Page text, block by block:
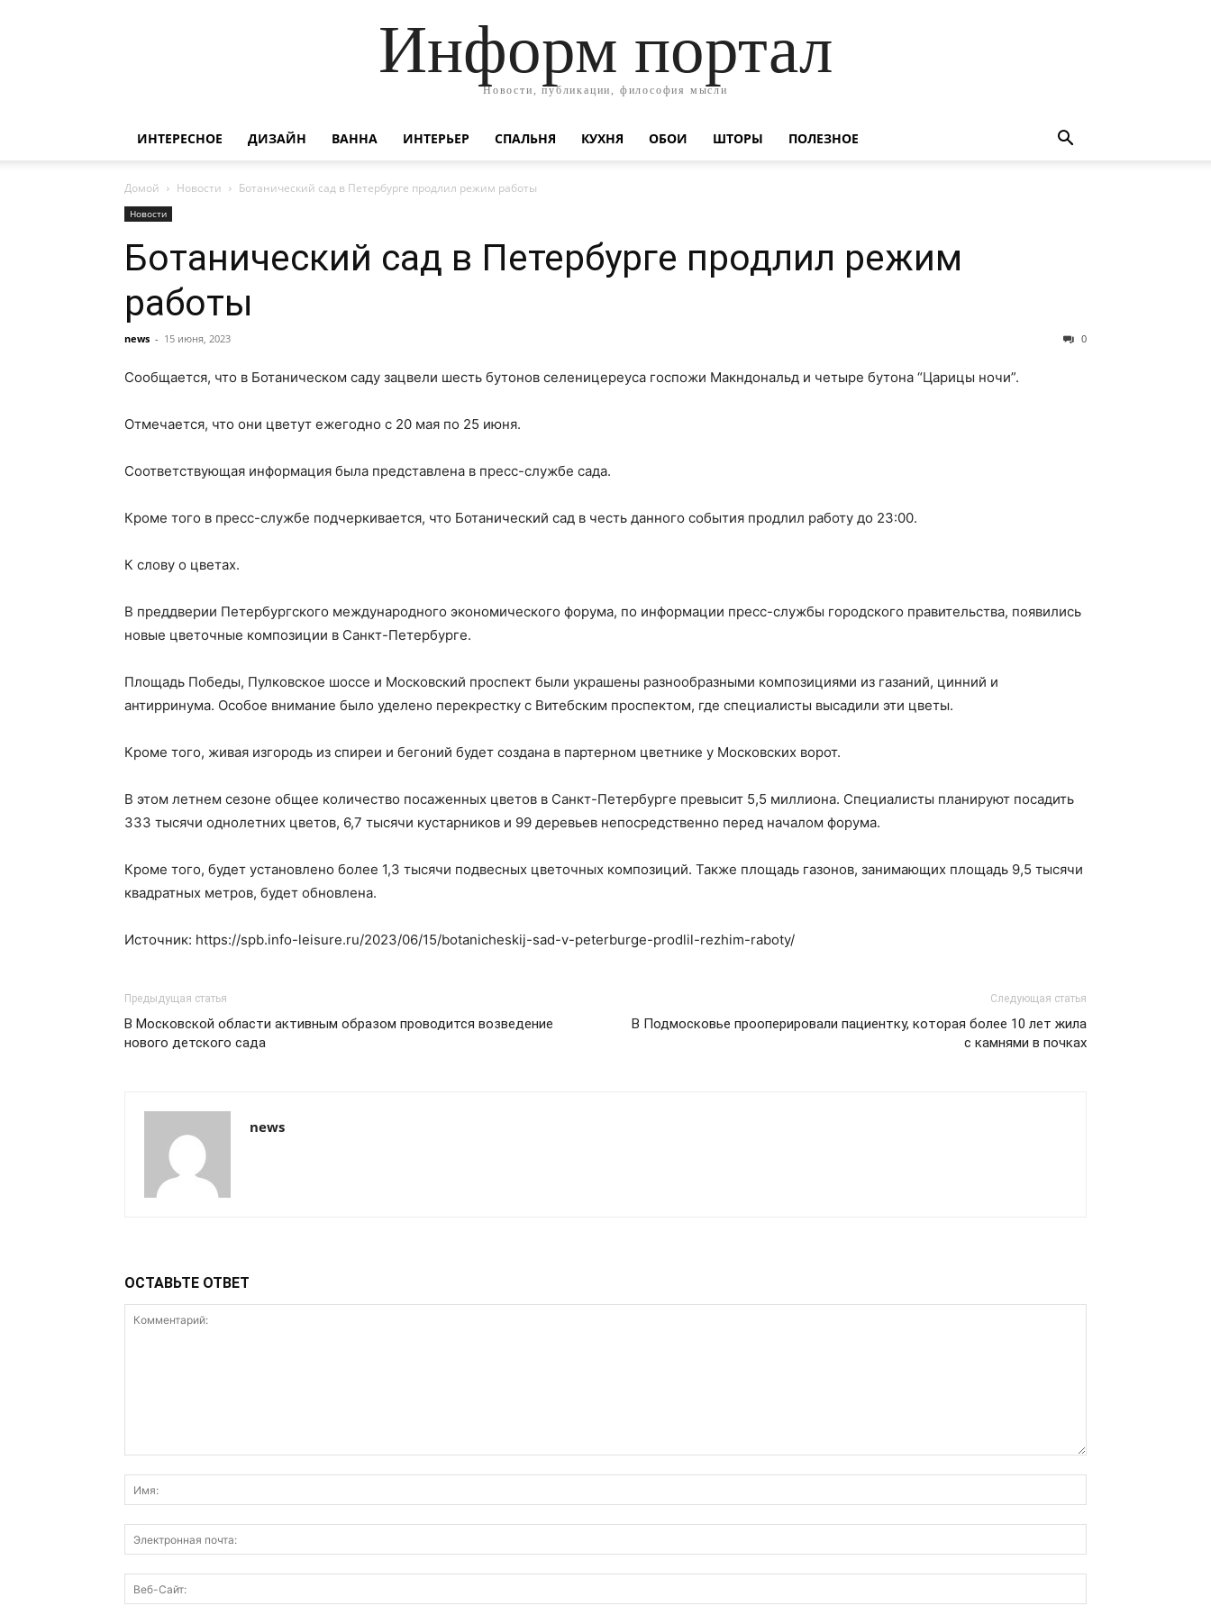
Информ портал
Новости, публикации, философия мысли
ИНТЕРЕСНОЕ ДИЗАЙН ВАННА ИНТЕРЬЕР СПАЛЬНЯ КУХНЯ ОБОИ ШТОРЫ ПОЛЕЗНОЕ
Домой Новости Ботанический сад в Петербурге продлил режим работы
Новости
Ботанический сад в Петербурге продлил режим
работы
news - 15 июня, 2023 0
Сообщается, что в Ботаническом саду зацвели шесть бутонов селеницереуса госпожи Макндональд и четыре бутона “Царицы ночи”.
Отмечается, что они цветут ежегодно с 20 мая по 25 июня.
Соответствующая информация была представлена в пресс-службе сада.
Кроме того в пресс-службе подчеркивается, что Ботанический сад в честь данного события продлил работу до 23:00.
К слову о цветах.
В преддверии Петербургского международного экономического форума, по информации пресс-службы городского правительства, появились
новые цветочные композиции в Санкт-Петербурге.
Площадь Победы, Пулковское шоссе и Московский проспект были украшены разнообразными композициями из газаний, цинний и
антирринума. Особое внимание было уделено перекрестку с Витебским проспектом, где специалисты высадили эти цветы.
Кроме того, живая изгородь из спиреи и бегоний будет создана в партерном цветнике у Московских ворот.
В этом летнем сезоне общее количество посаженных цветов в Санкт-Петербурге превысит 5,5 миллиона. Специалисты планируют посадить
333 тысячи однолетних цветов, 6,7 тысячи кустарников и 99 деревьев непосредственно перед началом форума.
Кроме того, будет установлено более 1,3 тысячи подвесных цветочных композиций. Также площадь газонов, занимающих площадь 9,5 тысячи
квадратных метров, будет обновлена.
Источник: https://spb.info-leisure.ru/2023/06/15/botanicheskij-sad-v-peterburge-prodlil-rezhim-raboty/
Предыдущая статья
В Московской области активным образом проводится возведение
нового детского сада
Следующая статья
В Подмосковье прооперировали пациентку, которая более 10 лет жила
с камнями в почках
news
ОСТАВЬТЕ ОТВЕТ